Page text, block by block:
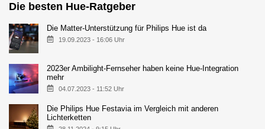
Die besten Hue-Ratgeber
Die Matter-Unterstützung für Philips Hue ist da
19.09.2023 - 16:06 Uhr
2023er Ambilight-Fernseher haben keine Hue-Integration
mehr
04.07.2023 - 11:52 Uhr
Die Philips Hue Festavia im Vergleich mit anderen
Lichterketten